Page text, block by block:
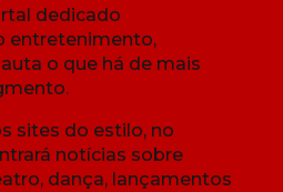
dedicado
entretenimento,
o que há de mais
sites do estilo, no
notícias sobre
dança, lançamentos